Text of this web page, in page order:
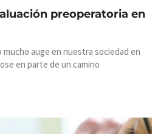
preoperatoria en
auge en nuestra sociedad en
en parte de un camino